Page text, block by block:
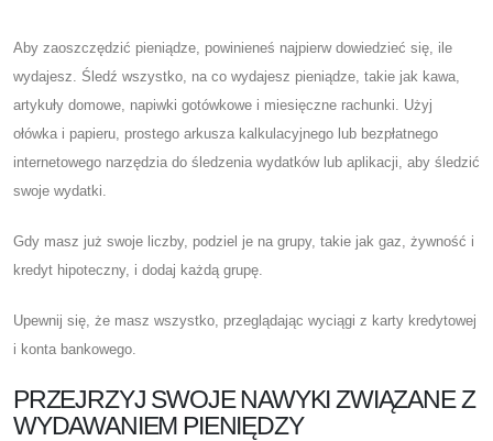
Aby zaoszczędzić pieniądze, powinieneś najpierw dowiedzieć się, ile
wydajesz. Śledź wszystko, na co wydajesz pieniądze, takie jak kawa,
artykuły domowe, napiwki gotówkowe i miesięczne rachunki. Użyj
ołówka i papieru, prostego arkusza kalkulacyjnego lub bezpłatnego
internetowego narzędzia do śledzenia wydatków lub aplikacji, aby śledzić
swoje wydatki.
Gdy masz już swoje liczby, podziel je na grupy, takie jak gaz, żywność i
kredyt hipoteczny, i dodaj każdą grupę.
Upewnij się, że masz wszystko, przeglądając wyciągi z karty kredytowej
i konta bankowego.
PRZEJRZYJ SWOJE NAWYKI ZWIĄZANE Z
WYDAWANIEM PIENIĘDZY